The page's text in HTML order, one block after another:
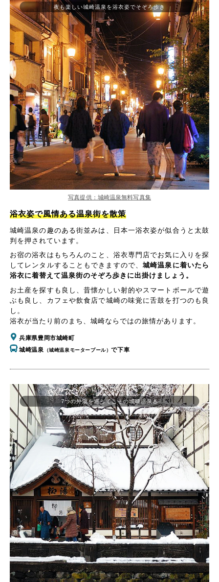
浴衣姿で風情ある温泉街を散策
城崎温泉の趣のある街並みは、日本一浴衣姿が似合うと太鼓
判を押されています。
お宿の浴衣はもちろんのこと、浴衣専門店でお気に入りを探
してレンタルすることもできますので、 城崎温泉に着いたら
浴衣に着替えて温泉街のそぞろ歩きに出掛けましょう。
お土産を探すも良し、昔懐かしい射的やスマートボールで遊
ぶも良し、カフェや飲食店で城崎の味覚に舌鼓を打つのも良
し。
浴衣が当たり前のまち、城崎ならではの旅情があります。
兵庫県豊岡市城崎町
城崎温泉 （城崎温泉モータープール）で下車
夜も楽しい城崎温泉を浴衣姿でそぞろ歩き
写真提供：城崎温泉無料写真集
7つの外湯を巡ってこその城崎温泉♨